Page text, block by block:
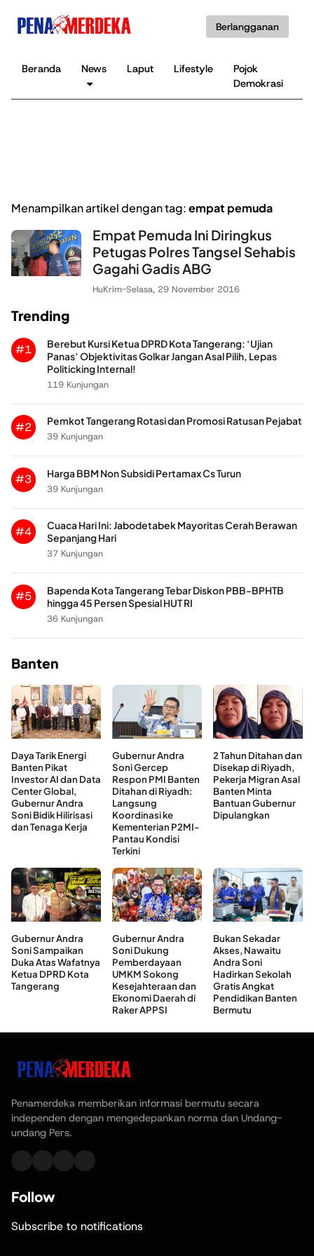
Berlangganan
Beranda News Laput Lifestyle
Pojok
Demokrasi
Menampilkan artikel dengan tag:empat pemuda
Empat Pemuda Ini Diringkus
Petugas Polres Tangsel Sehabis
Gagahi Gadis ABG
HuKrim-Selasa, 29 November 2016
Trending
#1
Berebut Kursi Ketua DPRD Kota Tangerang: ‘Ujian
Panas’ Objektivitas Golkar Jangan Asal Pilih, Lepas
Politicking Internal!
119 Kunjungan
#2
Pemkot Tangerang Rotasi dan Promosi Ratusan Pejabat
39 Kunjungan
#3
Harga BBM Non Subsidi Pertamax Cs Turun
39 Kunjungan
#4
Cuaca Hari Ini: Jabodetabek Mayoritas Cerah Berawan
Sepanjang Hari
37 Kunjungan
#5
Bapenda Kota Tangerang Tebar Diskon PBB-BPHTB
hingga 45 Persen Spesial HUT RI
36 Kunjungan
Banten
Daya Tarik Energi
Banten Pikat
Investor AI dan Data
Center Global,
Gubernur Andra
Soni Bidik Hilirisasi
dan Tenaga Kerja
Gubernur Andra
Soni Gercep
Respon PMI Banten
Ditahan di Riyadh:
Langsung
Koordinasi ke
Kementerian P2MI-
Pantau Kondisi
Terkini
2 Tahun Ditahan dan
Disekap di Riyadh,
Pekerja Migran Asal
Banten Minta
Bantuan Gubernur
Dipulangkan
Gubernur Andra
Soni Sampaikan
Duka Atas Wafatnya
Ketua DPRD Kota
Tangerang
Gubernur Andra
Soni Dukung
Pemberdayaan
UMKM Sokong
Kesejahteraan dan
Ekonomi Daerah di
Raker APPSI
Bukan Sekadar
Akses, Nawaitu
Andra Soni
Hadirkan Sekolah
Gratis Angkat
Pendidikan Banten
Bermutu
Penamerdeka memberikan informasi bermutu secara
independen dengan mengedepankan norma dan Undang-
undang Pers.
Follow
Subscribe to notifications